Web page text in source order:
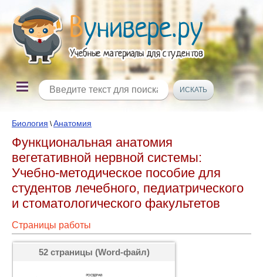
Биология \Анатомия
Функциональная анатомия
вегетативной нервной системы:
Учебно-методическое пособие для
студентов лечебного, педиатрического
и стоматологического факультетов
Страницы работы
52 страницы (Word-файл)